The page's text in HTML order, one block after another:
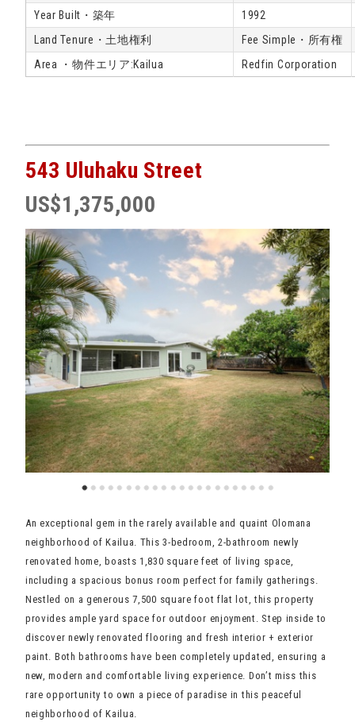
Year Built・築年
1992
Land Tenure・土地権利
Fee Simple・所有権
Area ・物件エリア:Kailua
Redfin Corporation
543 Uluhaku Street
US$1,375,000
An exceptional gem in the rarely available and quaint Olomana
neighborhood of Kailua. This 3-bedroom, 2-bathroom newly
renovated home, boasts 1,830 square feet of living space,
including a spacious bonus room perfect for family gatherings.
Nestled on a generous 7,500 square foot flat lot, this property
provides ample yard space for outdoor enjoyment. Step inside to
discover newly renovated flooring and fresh interior + exterior
paint. Both bathrooms have been completely updated, ensuring a
new, modern and comfortable living experience. Don’t miss this
rare opportunity to own a piece of paradise in this peaceful
neighborhood of Kailua.